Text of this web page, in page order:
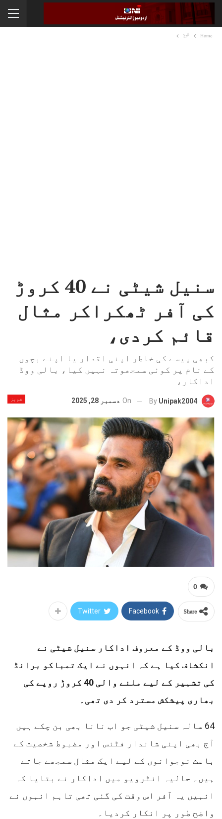
Home شوبز
سنیل شیٹی نے 40 کروڑ
کی آفر ٹھکراکر مثال
قائم کردی،
کبھی پیسے کی خاطر اپنی اقدار یا اپنے بچوں
کے نام پر کوئی سمجھوتہ نہیں کیا، بالی ووڈ
اداکار،
شوبز By Unipak2004
On دسمبر 28, 2025
0
Share
Facebook
Twitter
بالی ووڈ کے معروف اداکار سنیل شیٹی نے
انکشاف کیا ہے کہ انہوں نے ایک تمباکو برانڈ
کی تشہیر کے لیے ملنے والی 40 کروڑ روپے کی
بھاری پیشکش مسترد کر دی تھی۔
64 سالہ سنیل شیٹی جو اب نانا بھی بن چکے ہیں
آج بھی اپنی شاندار فٹنس اور مضبوط شخصیت کے
باعث نوجوانوں کے لیے ایک مثال سمجھے جاتے
ہیں۔ حالیہ انٹرویو میں اداکار نے بتایا کہ
انہیں یہ آفر اس وقت کی گئی تھی تاہم انہوں نے
واضح طور پر انکار کردیا۔